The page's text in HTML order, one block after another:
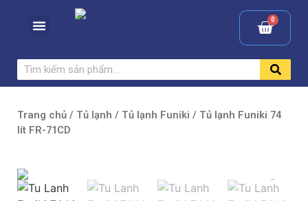
Trang chủ / Tủ lạnh / Tủ lạnh Funiki / Tủ lạnh Funiki 74
lít FR-71CD